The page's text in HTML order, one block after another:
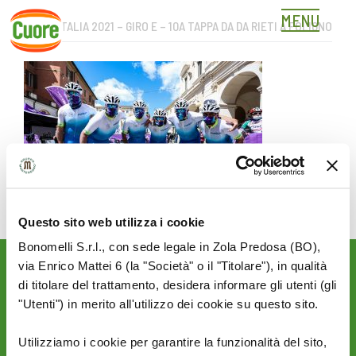
Questo sito web utilizza i cookie
Bonomelli S.r.l., con sede legale in Zola Predosa (BO),
via Enrico Mattei 6 (la "Società" o il "Titolare"), in qualità
di titolare del trattamento, desidera informare gli utenti (gli
"Utenti") in merito all'utilizzo dei cookie su questo sito.
Utilizziamo i cookie per garantire la funzionalità del sito,
Skip
content
MENU
GIRO D’ITALIA 2021 – GIRO E – 10A TAPPA DA DA RIETI A FOLIGNO
Rimani aggiornato sulle
novità del mondo Cuore: